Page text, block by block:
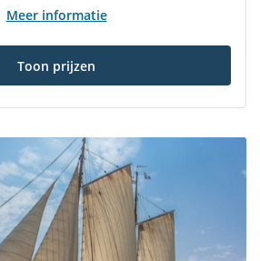
Meer informatie
Toon prijzen